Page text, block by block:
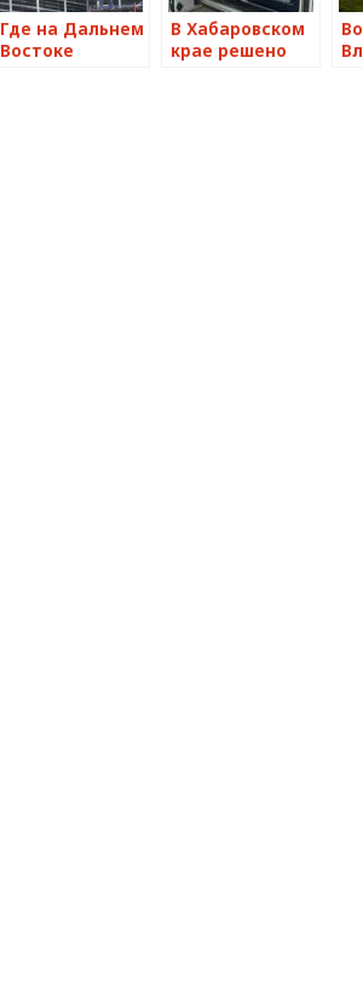
Где на Дальнем
Востоке
В Хабаровском
крае решено
Во